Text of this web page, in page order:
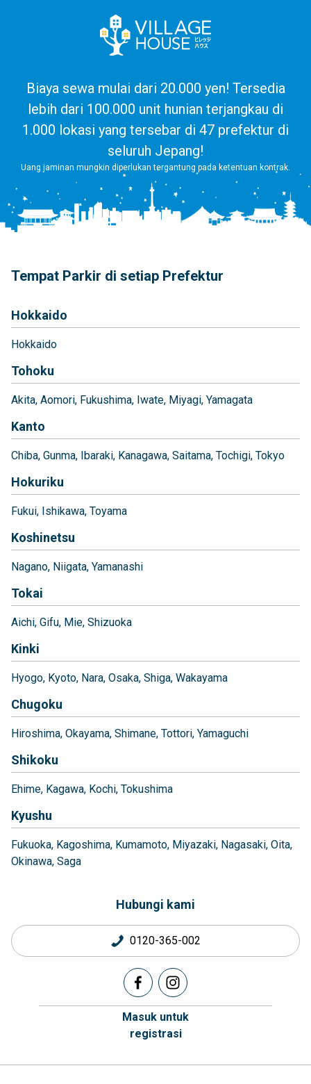
Biaya sewa mulai dari 20.000 yen! Tersedia
lebih dari 100.000 unit hunian terjangkau di
1.000 lokasi yang tersebar di 47 prefektur di
seluruh Jepang!
Uang jaminan mungkin diperlukan tergantung pada ketentuan kontrak.
Tempat Parkir di setiap Prefektur
Hokkaido
Hokkaido
Tohoku
Akita Aomori Fukushima Iwate Miyagi Yamagata
Kanto
Chiba Gunma Ibaraki Kanagawa Saitama Tochigi Tokyo
Hokuriku
Fukui Ishikawa Toyama
Koshinetsu
Nagano Niigata Yamanashi
Tokai
Aichi Gifu Mie Shizuoka
Kinki
Hyogo Kyoto Nara Osaka Shiga Wakayama
Chugoku
Hiroshima Okayama Shimane Tottori Yamaguchi
Shikoku
Ehime Kagawa Kochi Tokushima
Kyushu
Fukuoka Kagoshima Kumamoto Miyazaki Nagasaki Oita
Okinawa Saga
Hubungi kami
0120-365-002
Masuk untuk
registrasi